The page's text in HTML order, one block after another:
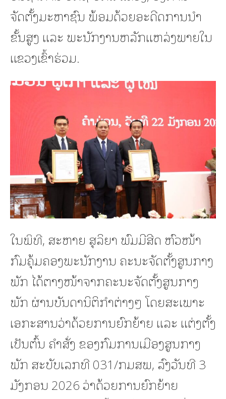
ຈັດຕັ້ງມະຫາຊົນ ພ້ອມດ້ວຍອະດີດການນຳ
ຂັ້ນສູງ ແລະ ພະນັກງານຫລັກແຫລ່ງພາຍໃນ
ແຂວງເຂົ້າຮ່ວມ.
ໃນພິທີ, ສະຫາຍ ສຸລິຍາ ພົມມີສີດ ຫົວໜ້າ
ກົມຄຸ້ມຄອງພະນັກງານ ຄະນະຈັດຕັ້ງສູນກາງ
ພັກ ໄດ້ຕາງໜ້າຈາກຄະນະຈັດຕັ້ງສູນກາງ
ພັກ ຜ່ານບັນດານິຕິກຳຕ່າງໆ ໂດຍສະເພາະ
ເອກະສານວ່າດ້ວຍການຍົກຍ້າຍ ແລະ ແຕ່ງຕັ້ງ
ເປັນຕົ້ນ ຄຳສັ່ງ ຂອງກົມການເມືອງສູນກາງ
ພັກ ສະບັບເລກທີ 031/ກມສພ, ລົງວັນທີ 3
ມັງກອນ 2026 ວ່າດ້ວຍການຍົກຍ້າຍ